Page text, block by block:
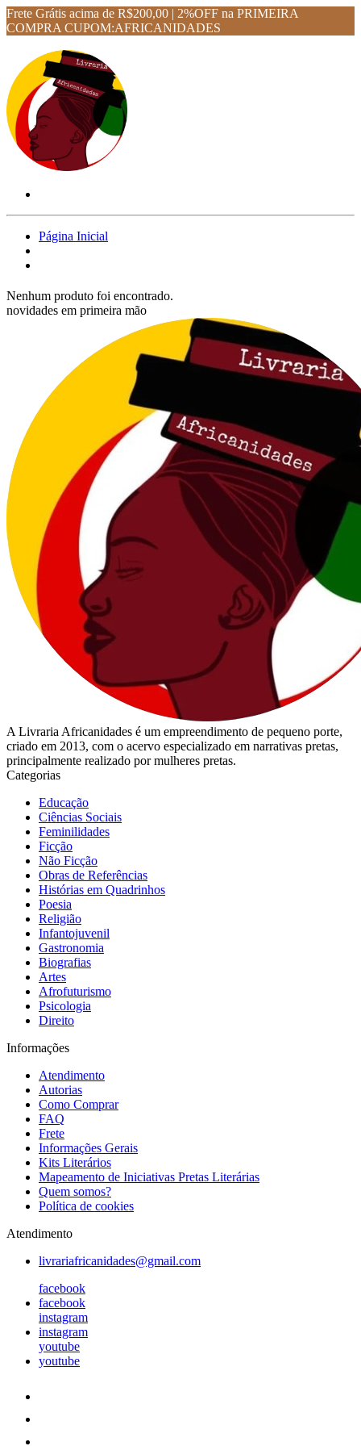
Frete Grátis acima de R$200,00 | 2%OFF na PRIMEIRA
COMPRA CUPOM:AFRICANIDADES
Página Inicial
Nenhum produto foi encontrado.
novidades em primeira mão
A Livraria Africanidades é um empreendimento de pequeno porte,
criado em 2013, com o acervo especializado em narrativas pretas,
principalmente realizado por mulheres pretas.
Categorias
Educação
Ciências Sociais
Feminilidades
Ficção
Não Ficção
Obras de Referências
Histórias em Quadrinhos
Poesia
Religião
Infantojuvenil
Gastronomia
Biografias
Artes
Afrofuturismo
Psicologia
Direito
Informações
Atendimento
Autorias
Como Comprar
FAQ
Frete
Informações Gerais
Kits Literários
Mapeamento de Iniciativas Pretas Literárias
Quem somos?
Política de cookies
Atendimento
livrariafricanidades@gmail.com
facebook
facebook
instagram
instagram
youtube
youtube